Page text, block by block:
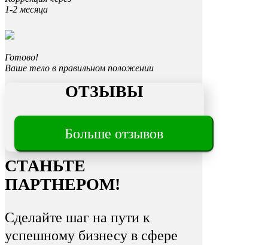
Трещины
на пятках
1-2 месяца
Готово!
Ваше тело в правильном положении
ОТЗЫВЫ
Больше отзывов
СТАНЬТЕ
ПАРТНЕРОМ!
Сделайте шаг на пути к
успешному бизнесу в сфере